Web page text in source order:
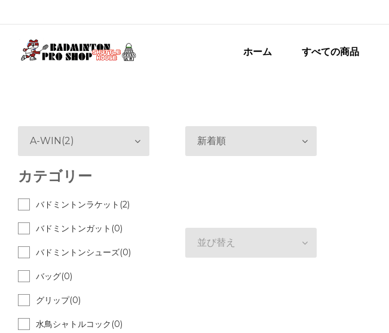
ホーム すべての商品
新着順
並び替え
A-WIN(2)
カテゴリー
バドミントンラケット(2)
バドミントンガット(0)
バドミントンシューズ(0)
バッグ(0)
グリップ(0)
水鳥シャトルコック(0)